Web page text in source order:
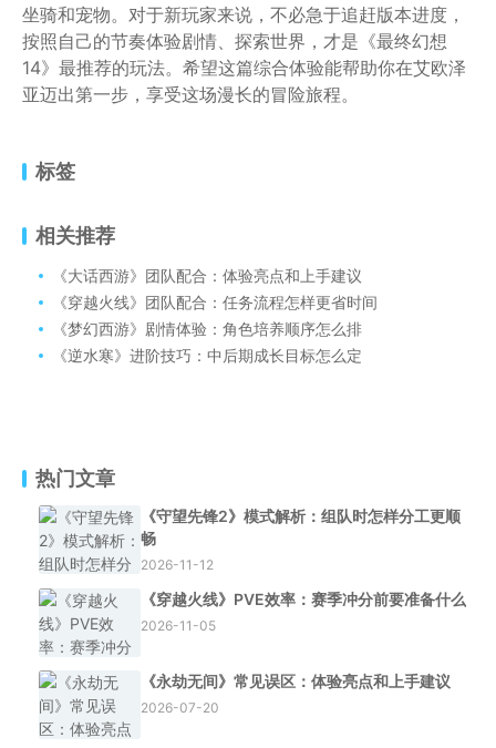
坐骑和宠物。对于新玩家来说，不必急于追赶版本进度，
按照自己的节奏体验剧情、探索世界，才是《最终幻想
14》最推荐的玩法。希望这篇综合体验能帮助你在艾欧泽
亚迈出第一步，享受这场漫长的冒险旅程。
标签
相关推荐
《大话西游》团队配合：体验亮点和上手建议
《穿越火线》团队配合：任务流程怎样更省时间
《梦幻西游》剧情体验：角色培养顺序怎么排
《逆水寒》进阶技巧：中后期成长目标怎么定
热门文章
《守望先锋2》模式解析：组队时怎样分工更顺
畅
2026-11-12
《穿越火线》PVE效率：赛季冲分前要准备什么
2026-11-05
《永劫无间》常见误区：体验亮点和上手建议
2026-07-20